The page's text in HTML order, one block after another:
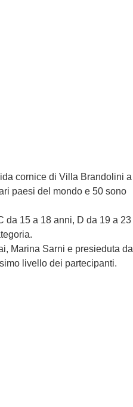
cornice di Villa Brandolini a
paesi del mondo e 50 sono
da 15 a 18 anni, D da 19 a 23
Marina Sarni e presieduta dal
livello dei partecipanti.